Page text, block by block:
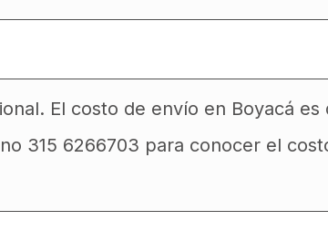
El costo de envío en Boyacá es
315 6266703 para conocer el